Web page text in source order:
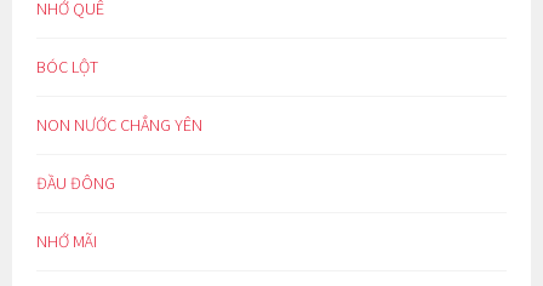
NHỚ QUÊ
BÓC LỘT
NON NƯỚC CHẲNG YÊN
ĐẦU ĐÔNG
NHỚ MÃI